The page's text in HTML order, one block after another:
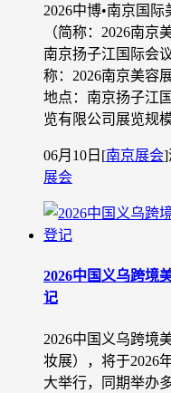
2026中博•南京国
（简称：2026南京
南京扬子江国际会
称：2026南京美容
地点：南京扬子江
览有限公司展览规
06月10日 [南京展会]
展会
2026中国义乌跨境
记
2026中国义乌跨境
妆展），将于2026
大举行，同期举办